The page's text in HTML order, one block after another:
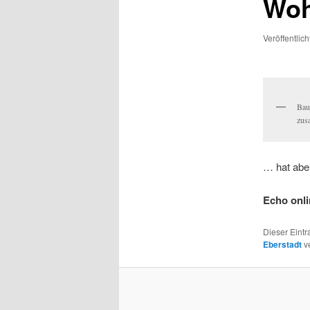
… hat
Echo
Dieser
Eberstadt